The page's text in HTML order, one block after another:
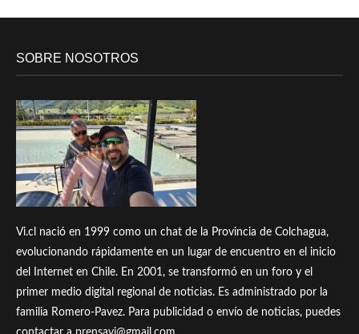
SOBRE NOSOTROS
Vi.cl nació en 1999 como un chat de la Provincia de Colchagua,
evolucionando rápidamente en un lugar de encuentro en el inicio
del Internet en Chile. En 2001, se transformó en un foro y el
primer medio digital regional de noticias. Es administrado por la
familia Romero-Pavez. Para publicidad o envío de noticias, puedes